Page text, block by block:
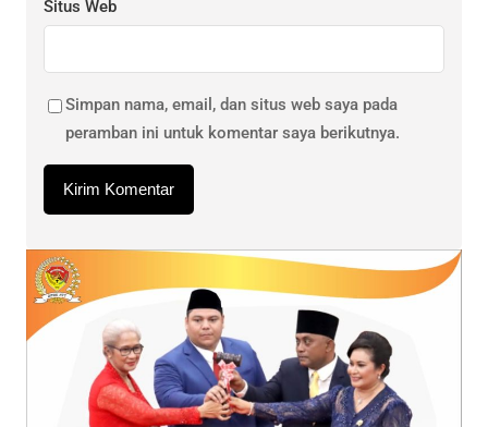
Situs Web
Simpan nama, email, dan situs web saya pada
peramban ini untuk komentar saya berikutnya.